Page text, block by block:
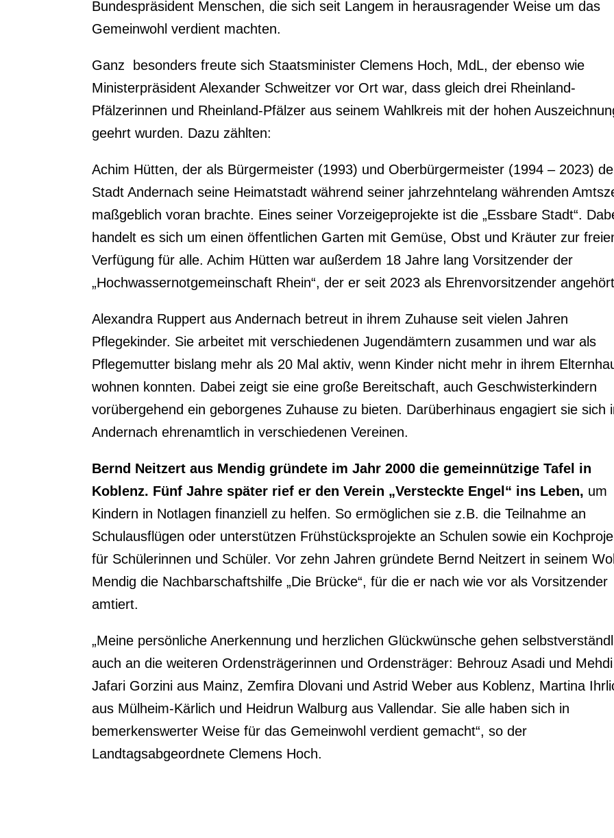
Bundespräsident Menschen, die sich seit Langem in herausragender Weise um das
Gemeinwohl verdient machten.
Ganz besonders freute sich Staatsminister Clemens Hoch, MdL, der ebenso wie
Ministerpräsident Alexander Schweitzer vor Ort war, dass gleich drei Rheinland-
Pfälzerinnen und Rheinland-Pfälzer aus seinem Wahlkreis mit der hohen
geehrt wurden. Dazu zählten:
Achim Hütten, der als Bürgermeister (1993) und Oberbürgermeister (1994 – 2023)
Stadt Andernach seine Heimatstadt während seiner jahrzehntelang währenden
maßgeblich voran brachte. Eines seiner Vorzeigeprojekte ist die „Essbare Stadt“.
handelt es sich um einen öffentlichen Garten mit Gemüse, Obst und Kräuter zur
Verfügung für alle. Achim Hütten war außerdem 18 Jahre lang Vorsitzender der
„Hochwassernotgemeinschaft Rhein“, der er seit 2023 als Ehrenvorsitzender
Alexandra Ruppert aus Andernach betreut in ihrem Zuhause seit vielen Jahren
Pflegekinder. Sie arbeitet mit verschiedenen Jugendämtern zusammen und war als
Pflegemutter bislang mehr als 20 Mal aktiv, wenn Kinder nicht mehr in ihrem
wohnen konnten. Dabei zeigt sie eine große Bereitschaft, auch Geschwisterkindern
vorübergehend ein geborgenes Zuhause zu bieten. Darüberhinaus engagiert sie sich
Andernach ehrenamtlich in verschiedenen Vereinen.
Bernd Neitzert aus Mendig gründete im Jahr 2000 die gemeinnützige Tafel in
Koblenz. Fünf Jahre später rief er den Verein „Versteckte Engel“ ins Leben, um
Kindern in Notlagen finanziell zu helfen. So ermöglichen sie z.B. die Teilnahme an
Schulausflügen oder unterstützen Frühstücksprojekte an Schulen sowie ein
für Schülerinnen und Schüler. Vor zehn Jahren gründete Bernd Neitzert in seinem
Mendig die Nachbarschaftshilfe „Die Brücke“, für die er nach wie vor als Vorsitzender
amtiert.
„Meine persönliche Anerkennung und herzlichen Glückwünsche gehen
auch an die weiteren Ordensträgerinnen und Ordensträger: Behrouz Asadi und Mehdi
Jafari Gorzini aus Mainz, Zemfira Dlovani und Astrid Weber aus Koblenz, Martina
aus Mülheim-Kärlich und Heidrun Walburg aus Vallendar. Sie alle haben sich in
bemerkenswerter Weise für das Gemeinwohl verdient gemacht“, so der
Landtagsabgeordnete Clemens Hoch.